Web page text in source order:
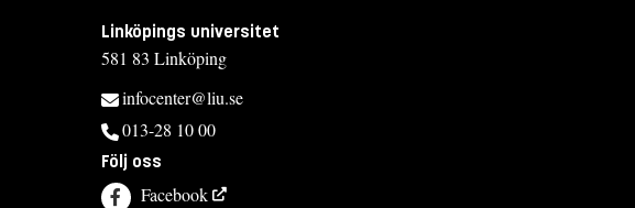
Linköpings universitet
581 83 Linköping
infocenter@liu.se
013-28 10 00
Följ oss
Facebook